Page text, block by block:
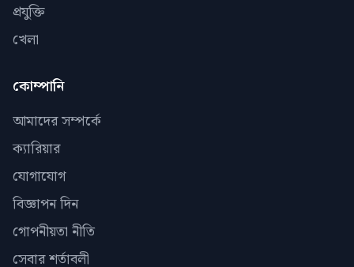
প্রযুক্তি
খেলা
কোম্পানি
আমাদের সম্পর্কে
ক্যারিয়ার
যোগাযোগ
বিজ্ঞাপন দিন
গোপনীয়তা নীতি
সেবার শর্তাবলী